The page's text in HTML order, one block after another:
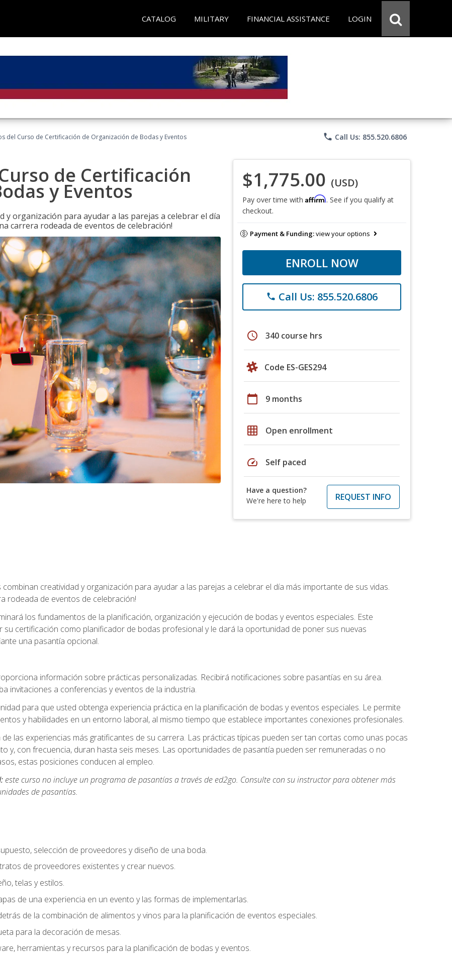
CATALOG MILITARY FINANCIAL ASSISTANCE LOGIN
del Curso de Certificación de Organización de Bodas y Eventos phone Call Us: 855.520.6806
de Certificación
y Eventos
y organización para ayudar a las parejas a celebrar el día
carrera rodeada de eventos de celebración!
$1,775.00 (USD)
Pay over time with Affirm. See if you qualify at
checkout.
Payment & Funding:view your options
ENROLL NOW
phone Call Us: 855.520.6806
schedule 340 course hrs
Code ES-GES294
calendar_today 9 months
grid_on Open enrollment
speed Self paced
Have a question?
We're here to help
REQUEST INFO
creatividad y organización para ayudar a las parejas a celebrar el día más importante de sus vidas.
rodeada de eventos de celebración!
los fundamentos de la planificación, organización y ejecución de bodas y eventos especiales. Este
su certificación como planificador de bodas profesional y le dará la oportunidad de poner sus nuevas
una pasantía opcional.
información sobre prácticas personalizadas. Recibirá notificaciones sobre pasantías en su área.
invitaciones a conferencias y eventos de la industria.
para que usted obtenga experiencia práctica en la planificación de bodas y eventos especiales. Le permite
y habilidades en un entorno laboral, al mismo tiempo que establece importantes conexiones profesionales.
las experiencias más gratificantes de su carrera. Las prácticas típicas pueden ser tan cortas como unas pocas
y, con frecuencia, duran hasta seis meses. Las oportunidades de pasantía pueden ser remuneradas o no
estas posiciones conducen al empleo.
este curso no incluye un programa de pasantías a través de ed2go. Consulte con su instructor para obtener más
de pasantías.
selección de proveedores y diseño de una boda.
de proveedores existentes y crear nuevos.
telas y estilos.
de una experiencia en un evento y las formas de implementarlas.
de la combinación de alimentos y vinos para la planificación de eventos especiales.
para la decoración de mesas.
herramientas y recursos para la planificación de bodas y eventos.